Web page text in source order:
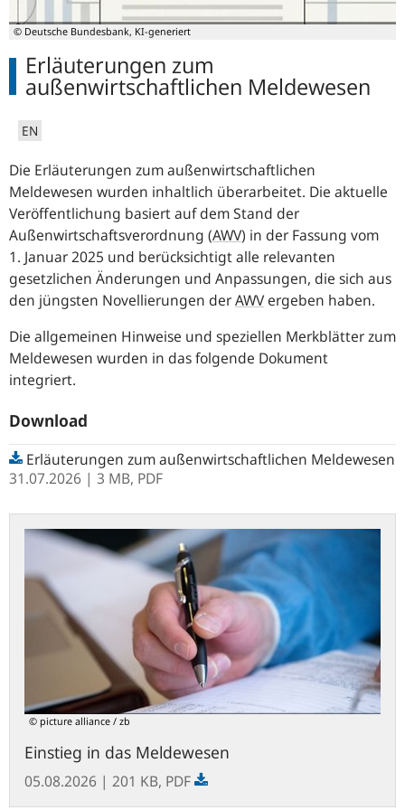
© Deutsche Bundesbank, KI-generiert
Erläuterungen zum
außenwirtschaftlichen Meldewesen
EN
Die Erläuterungen zum außenwirtschaftlichen
Meldewesen wurden inhaltlich überarbeitet. Die aktuelle
Veröffentlichung basiert auf dem Stand der
Außenwirtschaftsverordnung (AWV) in der Fassung vom
1. Januar 2025 und berücksichtigt alle relevanten
gesetzlichen Änderungen und Anpassungen, die sich aus
den jüngsten Novellierungen derAWV ergeben haben.
Die allgemeinen Hinweise und speziellen Merkblätter zum
Meldewesen wurden in das folgende Dokument
integriert.
Download
Erläuterungen zum außenwirtschaftlichen Meldewesen
31.07.2026 | 3 MB, PDF
© picture alliance / zb
Einstieg in das Meldewesen
05.08.2026 | 201 KB, PDF
Datei
öffnen